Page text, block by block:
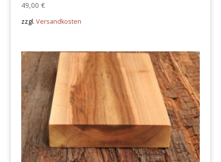
49,00 €
zzgl. Versandkosten